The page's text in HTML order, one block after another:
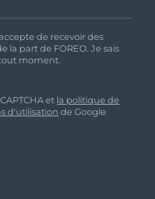
de recevoir des
part de FOREO. Je sais
moment.
et la politique de
d'utilisation de Google